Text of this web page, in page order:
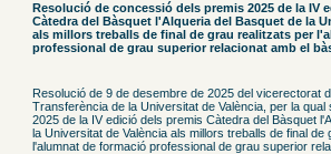
Resolució de concessió dels premis 2025 de la IV
Càtedra del Bàsquet l'Alqueria del Basquet de la
als millors treballs de final de grau realitzats per
professional de grau superior relacionat amb el
Resolució de 9 de desembre de 2025 del vicerectorat
Transferència de la Universitat de València, per la qual
2025 de la IV edició dels premis Càtedra del Bàsquet
la Universitat de València als millors treballs de final de
l'alumnat de formació professional de grau superior